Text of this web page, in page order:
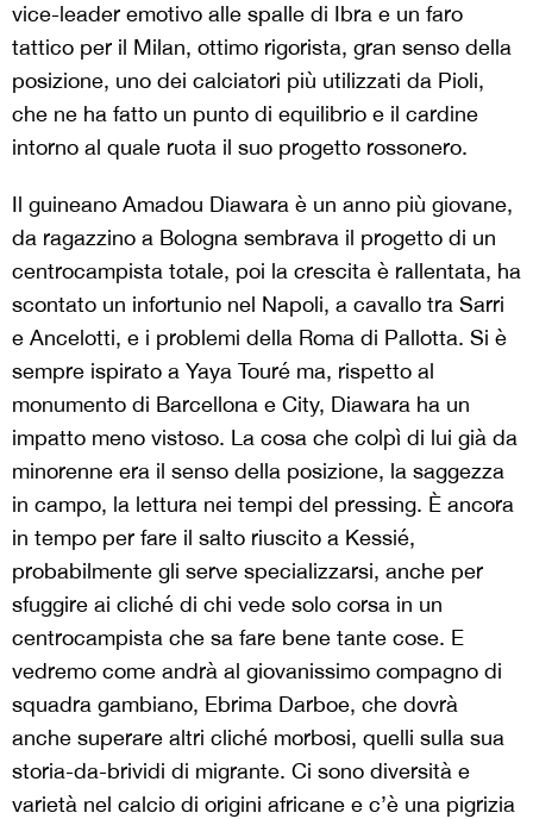
vice-leader emotivo alle spalle di Ibra e un faro
tattico per il Milan, ottimo rigorista, gran senso della
posizione, uno dei calciatori più utilizzati da Pioli,
che ne ha fatto un punto di equilibrio e il cardine
intorno al quale ruota il suo progetto rossonero.
Il guineano Amadou Diawara è un anno più giovane,
da ragazzino a Bologna sembrava il progetto di un
centrocampista totale, poi la crescita è rallentata, ha
scontato un infortunio nel Napoli, a cavallo tra Sarri
e Ancelotti, e i problemi della Roma di Pallotta. Si è
sempre ispirato a Yaya Touré ma, rispetto al
monumento di Barcellona e City, Diawara ha un
impatto meno vistoso. La cosa che colpì di lui già da
minorenne era il senso della posizione, la saggezza
in campo, la lettura nei tempi del pressing. È ancora
in tempo per fare il salto riuscito a Kessié,
probabilmente gli serve specializzarsi, anche per
sfuggire ai cliché di chi vede solo corsa in un
centrocampista che sa fare bene tante cose. E
vedremo come andrà al giovanissimo compagno di
squadra gambiano, Ebrima Darboe, che dovrà
anche superare altri cliché morbosi, quelli sulla sua
storia-da-brividi di migrante. Ci sono diversità e
varietà nel calcio di origini africane e c’è una pigrizia